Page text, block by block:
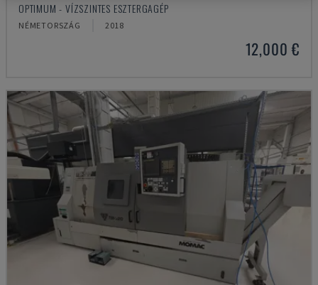
OPTIMUM - VÍZSZINTES ESZTERGAGÉP
NÉMETORSZÁG 2018
12,000 €